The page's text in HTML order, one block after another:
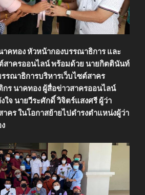
าคทอง หัวหน้ากองบรรณาธิการ และ
สาครออนไลน์ พร้อมด้วย นายกิตตินันท์
รณาธิการบริหารเว็บไซต์สาคร
ร นาคทอง ผู้สื่อข่าวสาครออนไลน์
จ นายวีระศักดิ์ วิจิตร์แสงศรี ผู้ว่า
คร ในโอกาสย้ายไปดำรงตำแหน่งผู้ว่า